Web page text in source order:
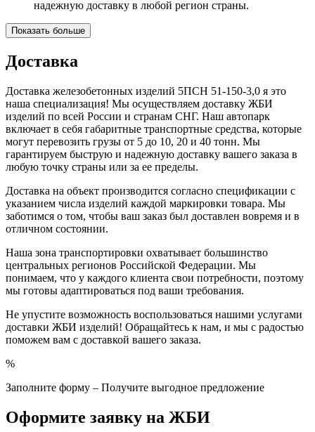
надежную доставку в любой регион страны.
Показать больше
Доставка
Доставка железобетонных изделий 5ПСН 51-150-3,0 я это
наша специализация! Мы осуществляем доставку ЖБИ
изделий по всей России и странам СНГ. Наш автопарк
включает в себя габаритные транспортные средства, которые
могут перевозить грузы от 5 до 10, 20 и 40 тонн. Мы
гарантируем быструю и надежную доставку вашего заказа в
любую точку страны или за ее пределы.
Доставка на объект производится согласно спецификации с
указанием числа изделий каждой маркировки товара. Мы
заботимся о том, чтобы ваш заказ был доставлен вовремя и в
отличном состоянии.
Наша зона транспортировки охватывает большинство
центральных регионов Российской Федерации. Мы
понимаем, что у каждого клиента свои потребности, поэтому
мы готовы адаптироваться под ваши требования.
Не упустите возможность воспользоваться нашими услугами
доставки ЖБИ изделий! Обращайтесь к нам, и мы с радостью
поможем вам с доставкой вашего заказа.
%
Заполните форму – Получите выгодное предложение
Оформите заявку на ЖБИ